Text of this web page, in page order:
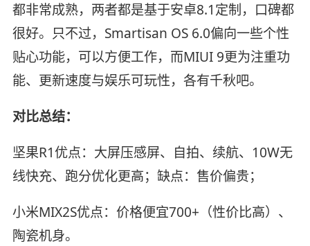
都非常成熟，两者都是基于安卓8.1定制，口碑都
很好。只不过，Smartisan OS 6.0偏向一些个性
贴心功能，可以方便工作，而MIUI 9更为注重功
能、更新速度与娱乐可玩性，各有千秋吧。
对比总结：
坚果R1优点：大屏压感屏、自拍、续航、10W无
线快充、跑分优化更高；缺点：售价偏贵；
小米MIX2S优点：价格便宜700+（性价比高）、
陶瓷机身。